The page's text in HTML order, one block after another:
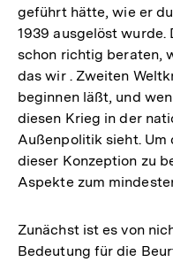
geführt hätte, wie er
1939 ausgelöst
schon richtig beraten,
das wir . Zweiten
beginnen läßt, und
diesen Krieg in der
Außenpolitik sieht.
dieser Konzeption zu
Aspekte zum
Zunächst ist es von
Bedeutung für die